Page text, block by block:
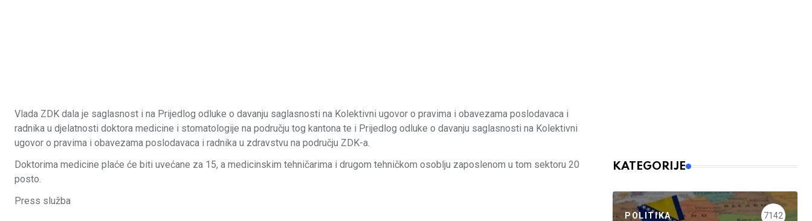
Vlada ZDK dala je saglasnost i na Prijedlog odluke o davanju saglasnosti na Kolektivni ugovor o pravima i obavezama poslodavaca i
radnika u djelatnosti doktora medicine i stomatologije na području tog kantona te i Prijedlog odluke o davanju saglasnosti na Kolektivni
ugovor o pravima i obavezama poslodavaca i radnika u zdravstvu na području ZDK-a.
Doktorima medicine plaće će biti uvećane za 15, a medicinskim tehničarima i drugom tehničkom osoblju zaposlenom u tom sektoru 20
posto.
Press služba
KATEGORIJE
POLITIKA 7142